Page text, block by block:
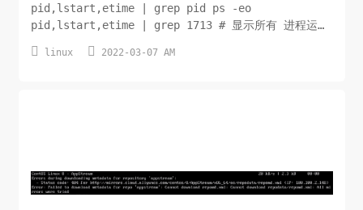
pid,lstart,etime | grep pid ps -eo
pid,lstart,etime | grep 1713 # 显示所有 进程运行
查看服务器安装时间； 查看 系统安装的时间 tune2fs -l
 linux  2022-03-07 AM